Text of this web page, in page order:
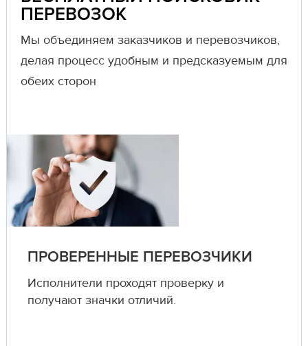
ПЕРЕВОЗОК
Мы объединяем заказчиков и перевозчиков,
делая процесс удобным и предсказуемым для
обеих сторон
ПРОВЕРЕННЫЕ ПЕРЕВОЗЧИКИ
Исполнители проходят проверку и
получают значки отличий.